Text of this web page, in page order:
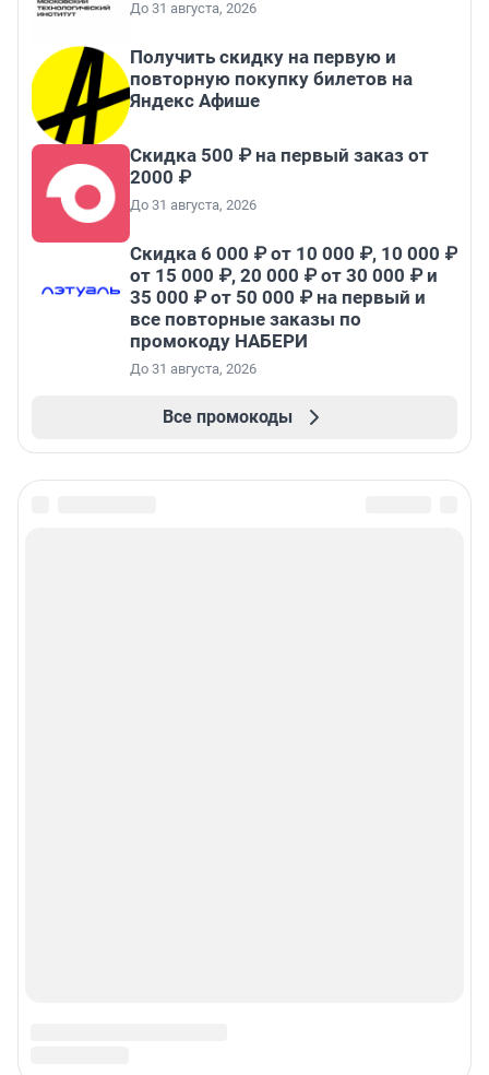
До 31 августа, 2026
Получить скидку на первую и
повторную покупку билетов на
Яндекс Афише
Скидка 500 ₽ на первый заказ от
2000 ₽
До 31 августа, 2026
Скидка 6 000 ₽ от 10 000 ₽, 10 000 ₽
от 15 000 ₽, 20 000 ₽ от 30 000 ₽ и
35 000 ₽ от 50 000 ₽ на первый и
все повторные заказы по
промокоду НАБЕРИ
До 31 августа, 2026
Все промокоды